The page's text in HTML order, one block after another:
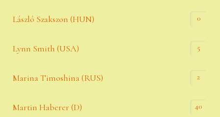
László Szakszon (HUN) 0
Lynn Smith (USA) 5
Marina Timoshina (RUS) 2
Martin Haberer (D) 40